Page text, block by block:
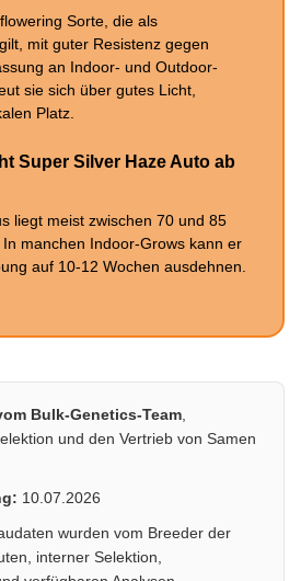
Sorte, die als
mit guter Resistenz gegen
an Indoor- und Outdoor-
sie sich über gutes Licht,
Platz.
Super Silver Haze Auto ab
liegt meist zwischen 70 und 85
manchen Indoor-Grows kann er
auf 10-12 Wochen ausdehnen.
Bulk-Genetics-Team
und den Vertrieb von Samen
10.07.2026
wurden vom Breeder der
interner Selektion,